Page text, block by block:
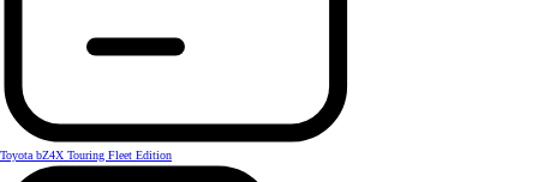
Toyota bZ4X Touring Fleet Edition